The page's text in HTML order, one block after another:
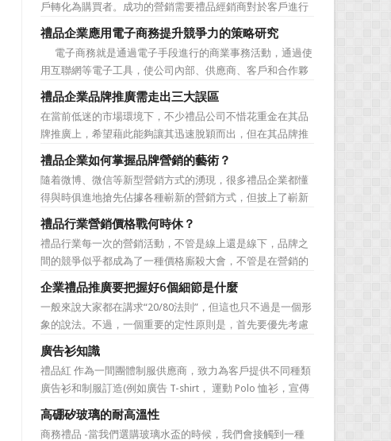
戶轉化為購買者。成功的營銷需要禮品經銷商對於客戶進行
相應的分類，了解不同類型客戶的貢獻度，從而有的放矢的
制定相應的營銷對策，而這需要對於客戶研究方面更多地投
入，這不僅是銷售環節的事，也需要營銷管理策略的整體支
持。具體來說，有以下...
禮品企業應用電子商務提升競爭力的策略研究
電子商務就是通過電子手段進行的商業事務活動，通過使
用互聯網等電子工具，使公司內部、供應商、客戶和合作夥
伴之間，利用電子業務共享信息，實現企業間業務流程的電
子化，配合企業內部的電子化生產管理系統，提高企業的生
產、庫存、流通和資金等各個環節的效率。它具有結構性、
動態性、社...
禮品企業品牌推廣需走出三大誤區
在當前低迷的市場環境下，不少禮品公司不惜花重金在其品
牌推廣上，希望藉此能夠讓其迅速脫穎而出，但在其品牌推
廣的營銷管理思路上，也有許多禮品企業走入了幾大誤區而
無法自拔，這其中，最為常見的誤區有： 誤區一：不清
楚品牌到底在表達什麼 很多禮品企業在推廣品牌之前，
不知道到...
禮品企業如何掌握品牌營銷的藝術？
隨着微博、微信等新型營銷方式的湧現，很多禮品企業都懂
得與時俱進地搶先佔據各種嶄新的營銷方式，但披上了嶄新
的營銷軀殼，卻沒有掌握營銷的靈魂。要知道，營銷真正的
價值不是將品牌鋪設到消費者眼前，而是將品牌印到消費者
心裡 與消費者的心理距離的拉近，並不是一朝一夕的事
情，需要做好持...
禮品行業營銷價格戰何時休？
禮品行業每一次的營銷活動，不管是線上還是線下，品牌之
間的競爭似乎都成為了一種價格廝殺大會，不管是在營銷的
主題推廣之中、產品的介紹之中還是旗艦店的推廣之中，“年
度最低”、“全網最低”等字眼標牌出處皆是。禮品公司都將消
費者的目光鎖定在了價格之上。禮品行業的營銷價格戰究竟
何時可以休止？...
企業禮品推廣要把握好6個細節是什麼
一般來說大家都在講求“20/80法則”，但這也只不過是一個形
象的說法。不過，一個重要的定性原則是，首先要優先考慮
縣級渠道成員，而後再兼顧地市級經銷商，最好是把二者的
積極性都調動起來。在這些禮品發放的過程中，在時間和時
機交錯上也要給與較多地考慮。從目前潤滑油產品推廣的常
見形式來看，...
廣告衫知識
禮品紅 作為一間團體制服供應商，致力為客戶提供不同種類
廣告衫和制服訂造(例如廣告 T-shirt， 運動 Polo 恤衫，宣傳
背心，風褸外套禮品，訂造球衣等)，從公司員工制服，到不
同宣傳活動用的制服。禮品紅都可以為客戶度身...
高硼矽玻璃的耐高溫性
商務禮品 -當我們選購玻璃水盃的時候，我們會接觸到一種